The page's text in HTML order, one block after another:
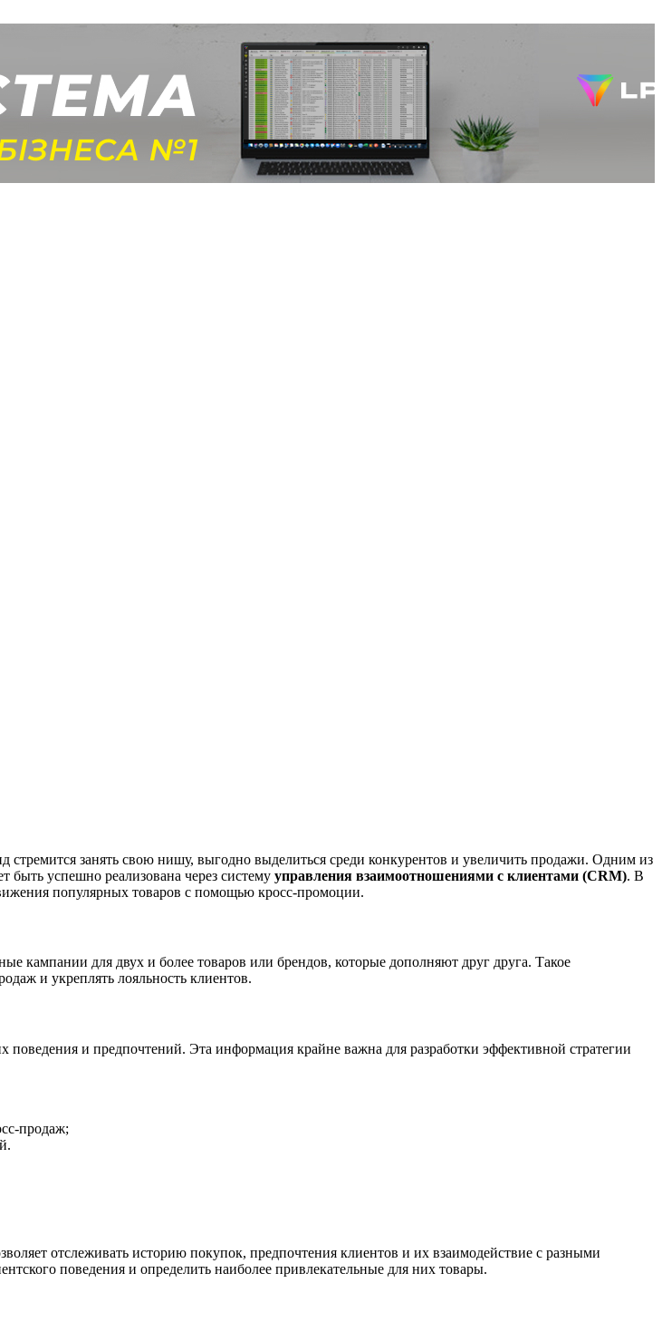
занять свою нишу, выгодно выделиться среди конкурентов и увеличить продажи. Одним из
быть успешно реализована через систему управления взаимоотношениями с клиентами (CRM). В
популярных товаров с помощью кросс-промоции.
кампании для двух и более товаров или брендов, которые дополняют друг друга. Такое
и укреплять лояльность клиентов.
и предпочтений. Эта информация крайне важна для разработки эффективной стратегии
продаж;
отслеживать историю покупок, предпочтения клиентов и их взаимодействие с разными
поведения и определить наиболее привлекательные для них товары.